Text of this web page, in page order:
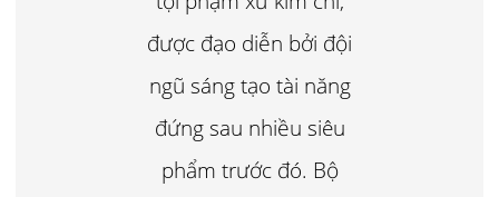
được đạo diễn bởi đội
ngũ sáng tạo tài năng
đứng sau nhiều siêu
phẩm trước đó. Bộ